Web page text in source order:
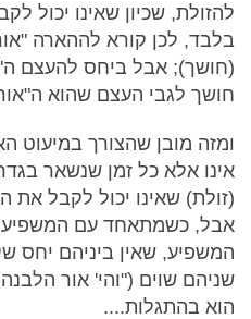
להזולת, שכיון שאינו יכול
בלבד, לכן קורא לההארה
(חושך); אבל ביחס להעצם
חושך לגבי העצם שהוא
ומזה מובן שהצורך במיעוט
אינו אלא כל זמן שנשאר
(זולת) שאינו יכול לקבל
אבל, כשמתאחד עם המשפיע
המשפיע, שאין ביניהם יחס
שניהם שוים ("והי' אור
הוא בהתגלות....